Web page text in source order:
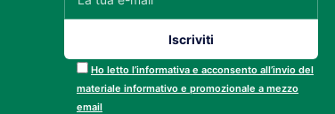
Ho letto l’informativa e acconsento all’invio del
materiale informativo e promozionale a mezzo
email